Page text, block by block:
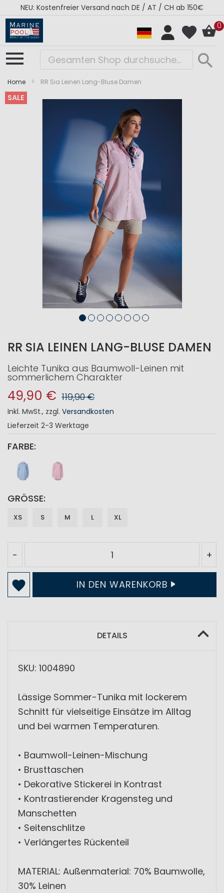
NEU: Kostenfreier Versand nach DE / AT / CH ab 150€
0
Home RR Sia Leinen Lang-Bluse Damen
SALE
Zum
Bildergalerie
Zum
Bildergalerie
RR SIA LEINEN LANG-BLUSE DAMEN
Leichte Tunika aus Baumwoll-Leinen mit
sommerlichem Charakter
49,90 € 119,90 €
Inkl. MwSt., zzgl. Versandkosten
Lieferzeit 2-3 Werktage
FARBE
GRÖSSE
XS S M L XL
- +
IN DEN WARENKORB
DETAILS
SKU: 1004890
Lässige Sommer-Tunika mit lockerem
Schnitt für vielseitige Einsätze im Alltag
und bei warmen Temperaturen.
• Baumwoll-Leinen-Mischung
• Brusttaschen
• Dekorative Stickerei in Kontrast
• Kontrastierender Kragensteg und
Manschetten
• Seitenschlitze
• Verlängertes Rückenteil
MATERIAL: Außenmaterial: 70% Baumwolle,
30% Leinen